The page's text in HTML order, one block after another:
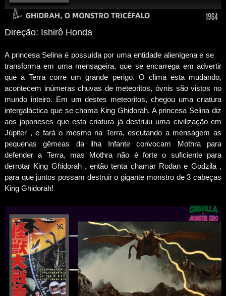
Direção: Ishirô Honda
A princesa Selina é possuída por uma entidade alienígena e se
transforma em uma mensageira, que se encarrega em advertir
que a Terra corre um grande perigo. O clima esta mudando,
acontecem inúmeras chuvas de meteoritos, óvnis são vistos no
mundo inteiro. Em um destes meteoritos, chegou uma criatura
intergaláctica que se chama King Ghidorah. A princesa Selina diz
aos japoneses que esta criatura já destruiu uma civilização em
Júpiter , e fará o mesmo na Terra, escutando a mensagem as
pequenas gêmeas da ilha Infante convocam Mothra para
defender a Terra, mas Mothra não é forte o suficiente para
derrotar King Ghidorah , então tenta chamar Rodan e Godzila ,
para que juntos possam destruir o gigante monstro de 3 cabeças
King Ghidorah!